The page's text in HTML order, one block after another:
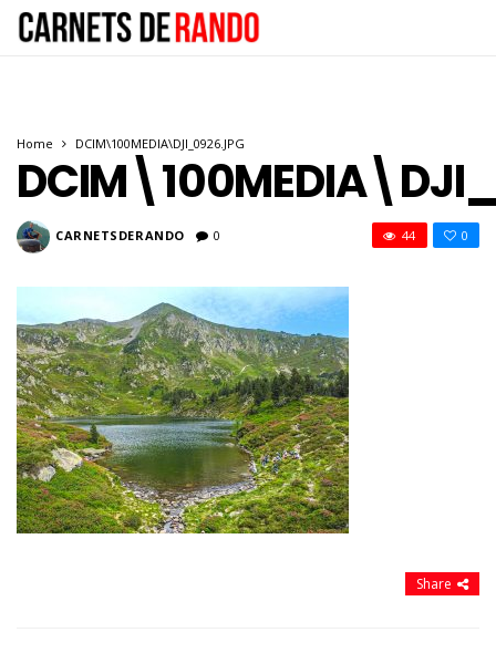
Home DCIM\100MEDIA\DJI_0926.JPG
CARNETSDERANDO 0 0
44
Share